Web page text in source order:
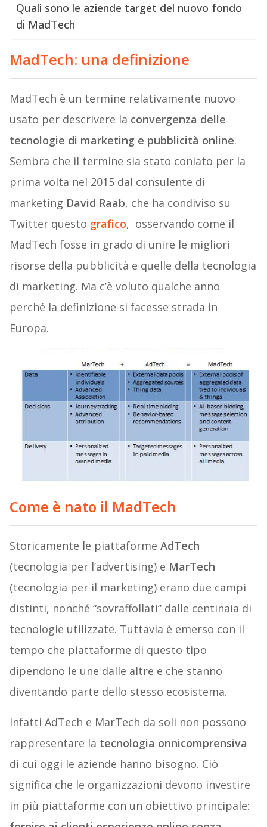
Quali sono le aziende target del nuovo fondo
di MadTech
MadTech: una definizione
MadTech è un termine relativamente nuovo
usato per descrivere la convergenza delle
tecnologie di marketing e pubblicità online.
Sembra che il termine sia stato coniato per la
prima volta nel 2015 dal consulente di
marketing David Raab, che ha condiviso su
Twitter questo grafico, osservando come il
MadTech fosse in grado di unire le migliori
risorse della pubblicità e quelle della tecnologia
di marketing. Ma c’è voluto qualche anno
perché la definizione si facesse strada in
Europa.
Come è nato il MadTech
Storicamente le piattaforme AdTech
(tecnologia per l’advertising) e MarTech
(tecnologia per il marketing) erano due campi
distinti, nonché “sovraffollati” dalle centinaia di
tecnologie utilizzate. Tuttavia è emerso con il
tempo che piattaforme di questo tipo
dipendono le une dalle altre e che stanno
diventando parte dello stesso ecosistema.
Infatti AdTech e MarTech da soli non possono
rappresentare la tecnologia onnicomprensiva
di cui oggi le aziende hanno bisogno. Ciò
significa che le organizzazioni devono investire
in più piattaforme con un obiettivo principale: